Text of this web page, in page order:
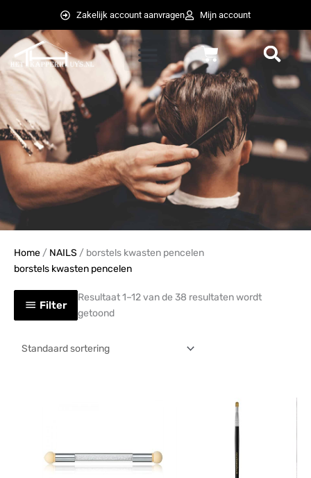
inhoud
Zakelijk account aanvragen Mijn account
Winkelwagen
Home / NAILS / borstels kwasten pencelen
borstels kwasten pencelen
Filter
Resultaat 1–12 van de 38 resultaten wordt
getoond